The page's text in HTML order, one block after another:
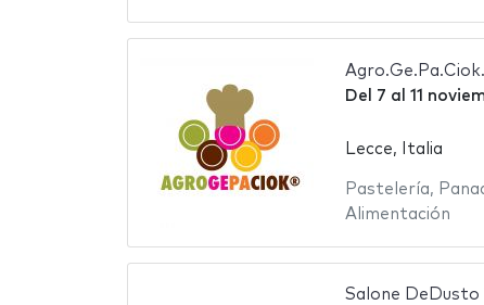
Del 7 al 11
Lecce, Italia
Pastelería,
Alimentación
Salone DeDusto